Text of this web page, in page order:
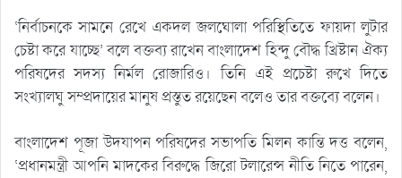
‘নির্বাচনকে সামনে রেখে একদল জলঘোলা পরিস্থিতিতে ফায়দা লুটার
চেষ্টা করে যাচ্ছে’ বলে বক্তব্য রাখেন বাংলাদেশ হিন্দু বৌদ্ধ খ্রিষ্টান ঐক্য
পরিষদের সদস্য নির্মল রোজারিও। তিনি এই প্রচেষ্টা রুখে দিতে
সংখ্যালঘু সম্প্রদায়ের মানুষ প্রস্তুত রয়েছেন বলেও তার বক্তব্যে বলেন।
বাংলাদেশ পূজা উদযাপন পরিষদের সভাপতি মিলন কান্তি দত্ত বলেন,
‘প্রধানমন্ত্রী আপনি মাদকের বিরুদ্ধে জিরো টলারেন্স নীতি নিতে পারেন,